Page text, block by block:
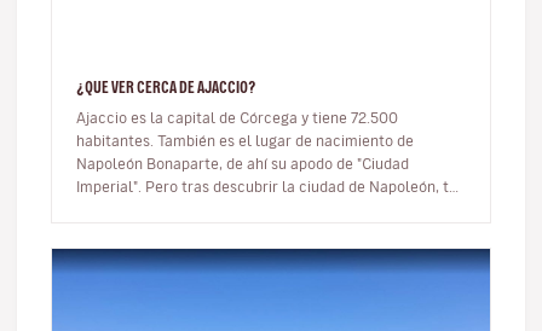
¿QUE VER CERCA DE AJACCIO?
Ajaccio es la capital de Córcega y tiene 72.500
habitantes. También es el lugar de nacimiento de
Napoleón Bonaparte, de ahí su apodo de "Ciudad
Imperial". Pero tras descubrir la ciudad de Napoleón, te